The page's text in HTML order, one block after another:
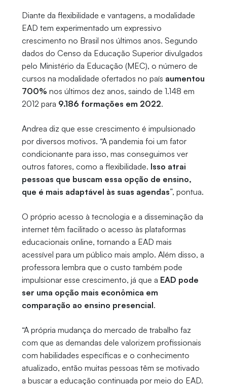
Diante da flexibilidade e vantagens, a modalidade
EAD tem experimentado um expressivo
crescimento no Brasil nos últimos anos. Segundo
dados do Censo da Educação Superior divulgados
pelo Ministério da Educação (MEC), o número de
cursos na modalidade ofertados no país aumentou
700% nos últimos dez anos, saindo de 1.148 em
2012 para 9.186 formações em 2022.
Andrea diz que esse crescimento é impulsionado
por diversos motivos. “A pandemia foi um fator
condicionante para isso, mas conseguimos ver
outros fatores, como a flexibilidade. Isso atrai
pessoas que buscam essa opção de ensino,
que é mais adaptável às suas agendas”, pontua.
O próprio acesso à tecnologia e a disseminação da
internet têm facilitado o acesso às plataformas
educacionais online, tornando a EAD mais
acessível para um público mais amplo. Além disso, a
professora lembra que o custo também pode
impulsionar esse crescimento, já que a EAD pode
ser uma opção mais econômica em
comparação ao ensino presencial.
“A própria mudança do mercado de trabalho faz
com que as demandas dele valorizem profissionais
com habilidades específicas e o conhecimento
atualizado, então muitas pessoas têm se motivado
a buscar a educação continuada por meio do EAD.